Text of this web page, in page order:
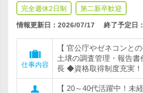
完全週休2日制 第二新卒歓迎
情報更新日：2026/07/17 終了予定日：
仕事内容
【 官公庁やゼネコンと
土壌の調査管理・報告
長 ◆資格取得制度充実！
【 20～40代活躍中！